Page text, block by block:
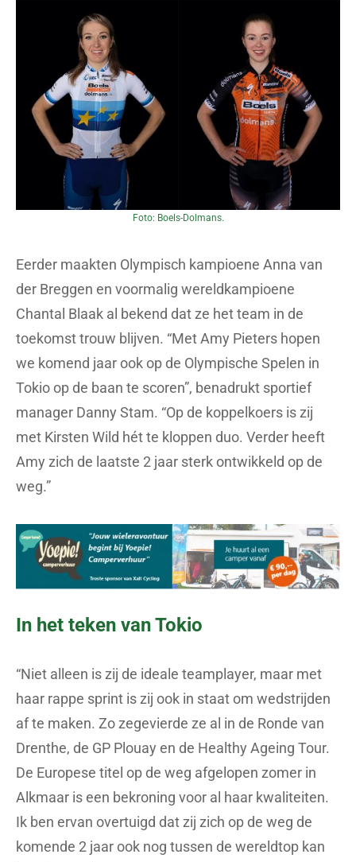
Foto: Boels-Dolmans.
Eerder maakten Olympisch kampioene Anna van
der Breggen en voormalig wereldkampioene
Chantal Blaak al bekend dat ze het team in de
toekomst trouw blijven. “Met Amy Pieters hopen
we komend jaar ook op de Olympische Spelen in
Tokio op de baan te scoren”, benadrukt sportief
manager Danny Stam. “Op de koppelkoers is zij
met Kirsten Wild hét te kloppen duo. Verder heeft
Amy zich de laatste 2 jaar sterk ontwikkeld op de
weg.”
In het teken van Tokio
“Niet alleen is zij de ideale teamplayer, maar met
haar rappe sprint is zij ook in staat om wedstrijden
af te maken. Zo zegevierde ze al in de Ronde van
Drenthe, de GP Plouay en de Healthy Ageing Tour.
De Europese titel op de weg afgelopen zomer in
Alkmaar is een bekroning voor al haar kwaliteiten.
Ik ben ervan overtuigd dat zij zich op de weg de
komende 2 jaar ook nog tussen de wereldtop kan